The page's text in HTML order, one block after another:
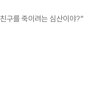
구를 죽이려는 심산이야?”